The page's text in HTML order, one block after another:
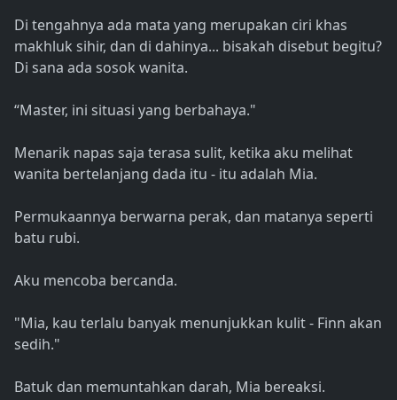
Di tengahnya ada mata yang merupakan ciri khas
makhluk sihir, dan di dahinya... bisakah disebut begitu?
Di sana ada sosok wanita.
“Master, ini situasi yang berbahaya."
Menarik napas saja terasa sulit, ketika aku melihat
wanita bertelanjang dada itu - itu adalah Mia.
Permukaannya berwarna perak, dan matanya seperti
batu rubi.
Aku mencoba bercanda.
"Mia, kau terlalu banyak menunjukkan kulit - Finn akan
sedih."
Batuk dan memuntahkan darah, Mia bereaksi.